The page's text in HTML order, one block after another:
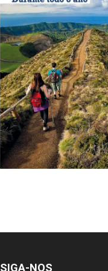
SIGA-NOS